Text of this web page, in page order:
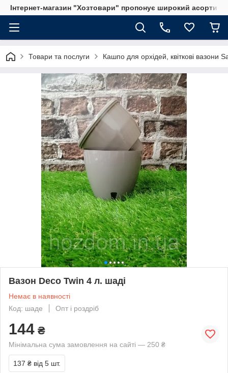
Інтернет-магазин "Хозтовари" пропонує широкий
Товари та послуги Кашпо для орхідей, квіткові вазони
Вазон Deco Twin 4 л. шаді
Немає в наявності
Код: шаде
Опт і роздріб
144 ₴
Мінімальна сума замовлення на сайті — 250 ₴
137 ₴ від 5 шт.